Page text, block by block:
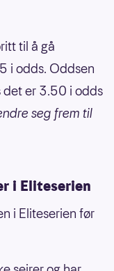
til å gå
i odds. Oddsen
det er 3.50 i odds
seg frem til
i Eliteserien
i Eliteserien før